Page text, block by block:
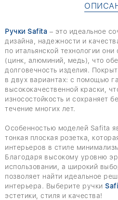
Ручки Safita – это идеальное
дизайна, надежности и
по итальянской технологии
(цинк, алюминий, медь), что
долговечность изделия.
в двух вариантах: с помощью
высококачественной краски,
износостойкость и сохраняет
течение многих лет.
Особенностью моделей Safita
тонкая плоская розетка,
интерьеров в стиле
Благодаря высокому уровню
использовании, а широкий
позволяет найти идеальное
интерьера. Выберите ручки
эстетики, стиля и качества!